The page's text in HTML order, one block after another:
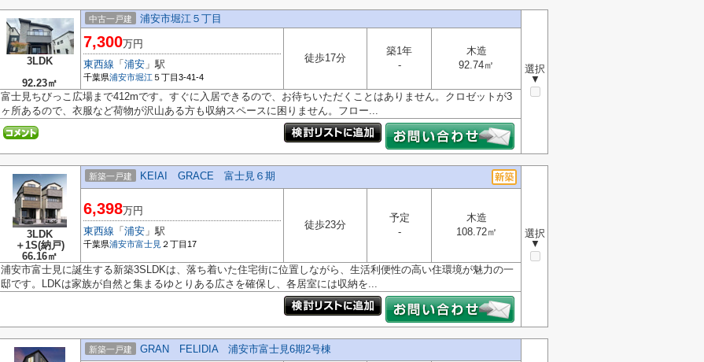
3LDK
92.23㎡
中古一戸建 浦安市堀江５丁目
選択
▼
7,300万円
東西線 「 浦安 」駅
千葉県浦安市堀江 ５丁目3-41-4
徒歩17分
築1年
-
木造
92.74㎡
富士見ちびっこ広場まで412mです。すぐに入居できるので、お待ちいただくことはありません。クロゼットが3
ヶ所あるので、衣服など荷物が沢山ある方も収納スペースに困りません。フロー...
3LDK
＋1S(納戸)
66.16㎡
新築一戸建 KEIAI GRACE 富士見６期
選択
▼
6,398万円
東西線 「 浦安 」駅
千葉県浦安市富士見 ２丁目17
徒歩23分
予定
-
木造
108.72㎡
浦安市富士見に誕生する新築3SLDKは、落ち着いた住宅街に位置しながら、生活利便性の高い住環境が魅力の一
邸です。LDKは家族が自然と集まるゆとりある広さを確保し、各居室には収納を...
新築一戸建 GRAN FELIDIA 浦安市富士見6期2号棟